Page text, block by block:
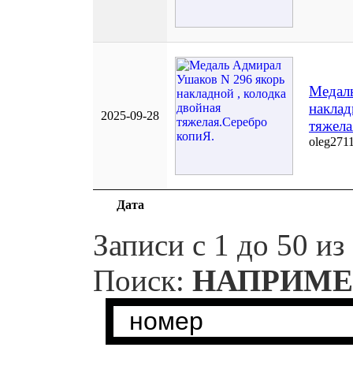
Дата
2025-09-28
Записи с 1 до 50 из
Поиск: